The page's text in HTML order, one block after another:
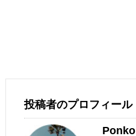
投稿者のプロフィール
Ponko